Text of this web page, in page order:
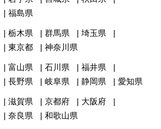
福島県
栃木県 群馬県
埼玉県
東京都 神奈川県
富山県 石川県
福井県
長野県 岐阜県 静岡県 愛知県
滋賀県 京都府
大阪府
奈良県 和歌山県